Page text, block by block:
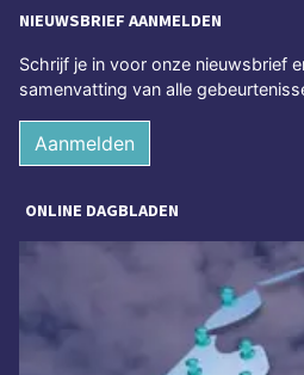
NIEUWSBRIEF AANMELDEN
Schrijf je in voor onze nieuwsbrief
samenvatting van alle
Aanmelden
ONLINE DAGBLADEN